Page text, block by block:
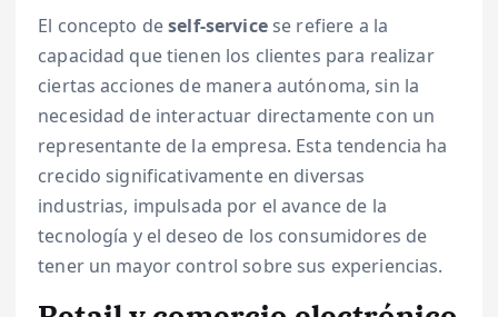
El concepto deself-servicese refiere a la
capacidad que tienen los clientes para realizar
ciertas acciones de manera autónoma, sin la
necesidad de interactuar directamente con un
representante de la empresa. Esta tendencia ha
crecido significativamente en diversas
industrias, impulsada por el avance de la
tecnología y el deseo de los consumidores de
tener un mayor control sobre sus experiencias.